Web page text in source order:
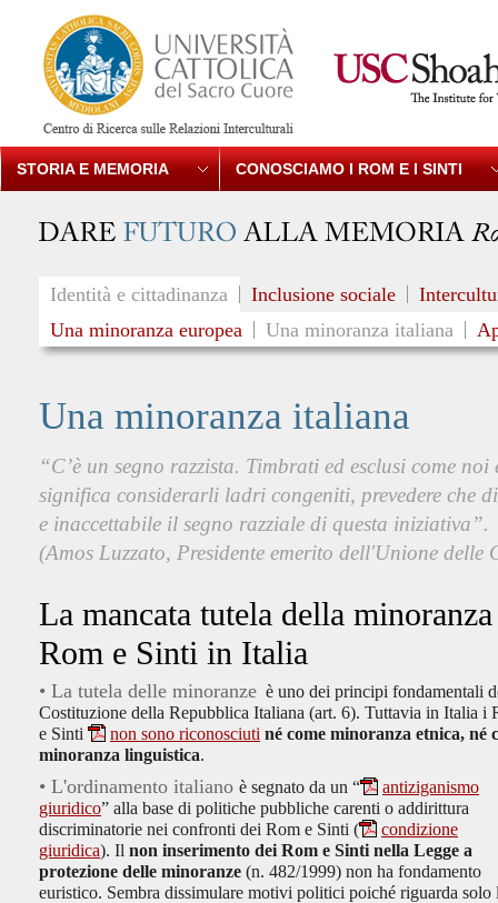
STORIA E MEMORIA CONOSCIAMO I ROM E I SINTI
Identità e cittadinanza
Una minoranza europea
Una minoranza italiana
Inclusione sociale
Una minoranza italiana
“C’è un segno razzista. Timbrati ed esclusi come
significa considerarli ladri congeniti, prevedere che
e inaccettabile il segno razziale di questa iniziativa”.
(Amos Luzzato, Presidente emerito dell'Unione
La mancata tutela della minoranza
Rom e Sinti in Italia
• La tutela delle minoranze è uno dei principi fondamentali
Costituzione della Repubblica Italiana (art. 6). Tuttavia in Italia i
e Sinti
non sono riconosciuti né come minoranza etnica, né
minoranza linguistica.
• L'ordinamento italiano è segnato da un “
antiziganismo
giuridico” alla base di politiche pubbliche carenti o addirittura
discriminatorie nei confronti dei Rom e Sinti (
condizione
giuridica). Il non inserimento dei Rom e Sinti nella Legge a
protezione delle minoranze (n. 482/1999) non ha fondamento
euristico. Sembra dissimulare motivi politici poiché riguarda solo